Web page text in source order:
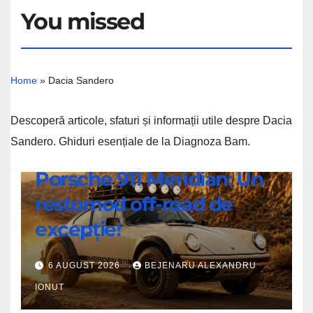
You missed
Home » Dacia Sandero
Descoperă articole, sfaturi și informații utile despre Dacia
Sandero. Ghiduri esențiale de la Diagnoza Bam.
Porsche
911
Meridian:
Un
restomod
off-
road
Porsche 911 Meridian: Un
restomod off-road de
excepție!
6 AUGUST 2026 BEJENARU ALEXANDRU
IONUT